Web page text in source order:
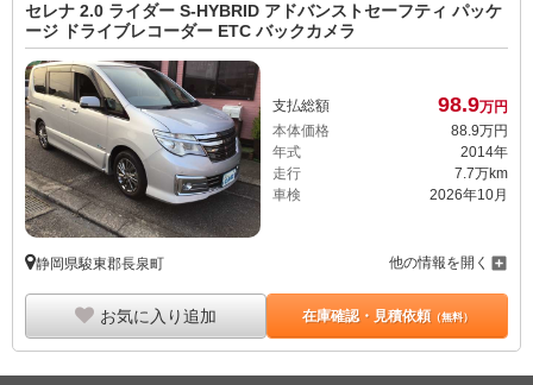
セレナ 2.0 ライダー S-HYBRID アドバンストセーフティ パッケ
ージ ドライブレコーダー ETC バックカメラ
支払総額 98.9万円
本体価格
88. 9万円
年式
2014年
走行
7.7万km
車検
2026年10月
静岡県駿東郡長泉町 他の情報を開く
お気に入り追加 在庫確認・見積依頼（無料）